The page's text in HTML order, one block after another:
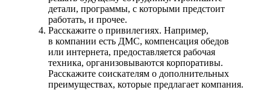
детали, программы, с которыми предстоит
работать, и прочее.
Расскажите о привилегиях. Например,
в компании есть ДМС, компенсация обедов
или интернета, предоставляется рабочая
техника, организовываются корпоративы.
Расскажите соискателям о дополнительных
преимуществах, которые предлагает компания.